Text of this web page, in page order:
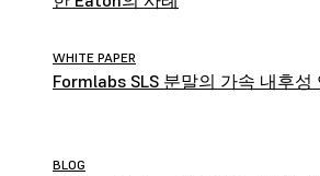
WHITE PAPER
Formlabs SLS 분말의 가속 내후성
BLOG